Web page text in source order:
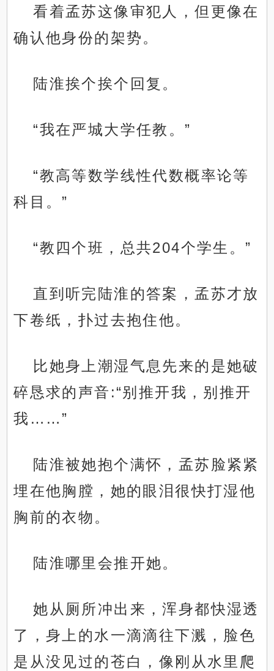
看着孟苏这像审犯人，但更像在
确认他身份的架势。
陆淮挨个挨个回复。
“我在严城大学任教。”
“教高等数学线性代数概率论等
科目。”
“教四个班，总共204个学生。”
直到听完陆淮的答案，孟苏才放
下卷纸，扑过去抱住他。
比她身上潮湿气息先来的是她破
碎恳求的声音:“别推开我，别推开
我……”
陆淮被她抱个满怀，孟苏脸紧紧
埋在他胸膛，她的眼泪很快打湿他
胸前的衣物。
陆淮哪里会推开她。
她从厕所冲出来，浑身都快湿透
了，身上的水一滴滴往下溅，脸色
是从没见过的苍白，像刚从水里爬